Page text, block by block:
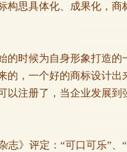
构思具体化、成果化，
的时候为自身形象打造
的，一个好的商标设计
以注册了，当企业发展
》评定：“可口可乐”、